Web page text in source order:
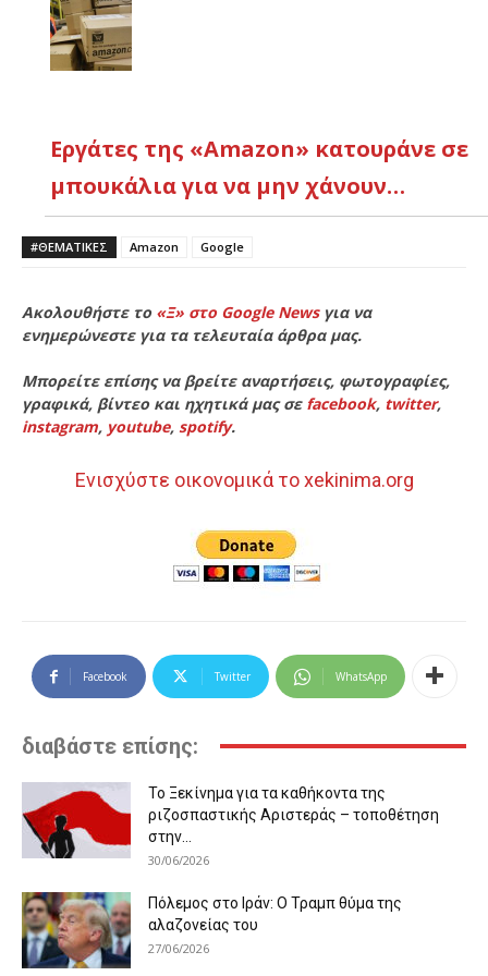
Εργάτες της «Amazon» κατουράνε σε
μπουκάλια για να μην χάνουν…
#ΘΕΜΑΤΙΚΈΣ Amazon Google
Ακολουθήστε το «Ξ» στο Google Newsγια να
ενημερώνεστε για τα τελευταία άρθρα μας.
Μπορείτε επίσης να βρείτε αναρτήσεις, φωτογραφίες,
γραφικά, βίντεο και ηχητικά μας σε facebook, twitter,
instagram, youtube, spotify.
Ενισχύστε οικονομικά το xekinima.org
Facebook Twitter WhatsApp
διαβάστε επίσης:
Το Ξεκίνημα για τα καθήκοντα της
ριζοσπαστικής Αριστεράς – τοποθέτηση
στην...
30/06/2026
Πόλεμος στο Ιράν: Ο Τραμπ θύμα της
αλαζονείας του
27/06/2026